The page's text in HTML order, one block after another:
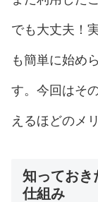
でも大丈夫！
も簡単に始め
す。今回はそ
えるほどのメ
知っておき
仕組み